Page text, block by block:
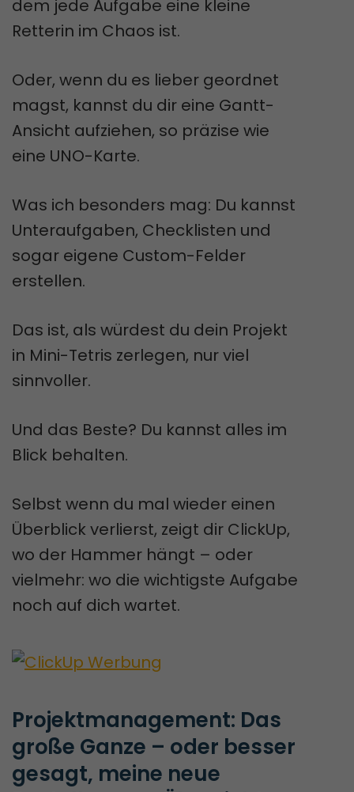
dem jede Aufgabe eine kleine
Retterin im Chaos ist.
Oder, wenn du es lieber geordnet
magst, kannst du dir eine Gantt-
Ansicht aufziehen, so präzise wie
eine UNO-Karte.
Was ich besonders mag: Du kannst
Unteraufgaben, Checklisten und
sogar eigene Custom-Felder
erstellen.
Das ist, als würdest du dein Projekt
in Mini-Tetris zerlegen, nur viel
sinnvoller.
Und das Beste? Du kannst alles im
Blick behalten.
Selbst wenn du mal wieder einen
Überblick verlierst, zeigt dir ClickUp,
wo der Hammer hängt – oder
vielmehr: wo die wichtigste Aufgabe
noch auf dich wartet.
Projektmanagement: Das
große Ganze – oder besser
gesagt, meine neue